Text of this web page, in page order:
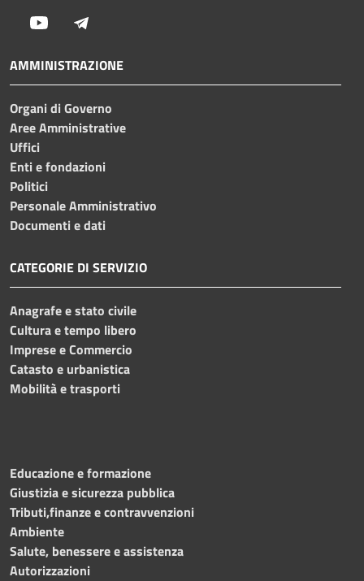
Youtube
AMMINISTRAZIONE
Organi di Governo
Aree Amministrative
Uffici
Enti e fondazioni
Politici
Personale Amministrativo
Documenti e dati
CATEGORIE DI SERVIZIO
Anagrafe e stato civile
Cultura e tempo libero
Imprese e Commercio
Catasto e urbanistica
Mobilità e trasporti
Educazione e formazione
Giustizia e sicurezza pubblica
Tributi,finanze e contravvenzioni
Ambiente
Salute, benessere e assistenza
Autorizzazioni